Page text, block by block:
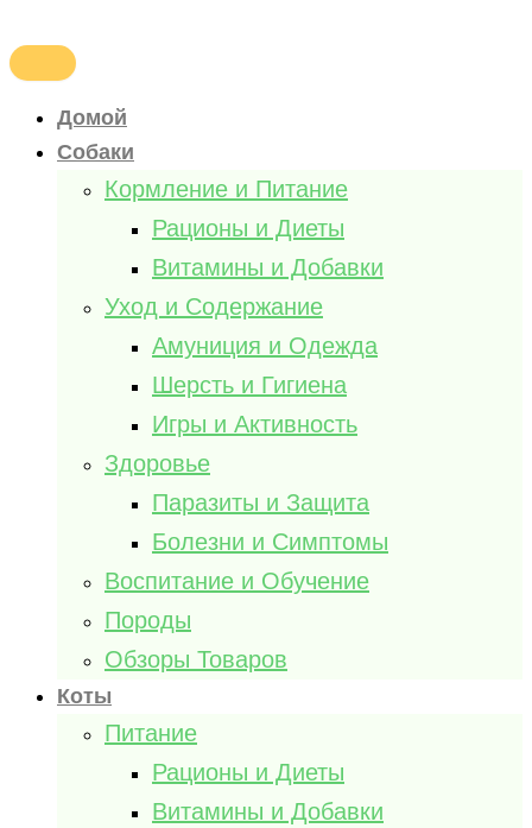
Домой
Собаки
Кормление и Питание
Рационы и Диеты
Витамины и Добавки
Уход и Содержание
Амуниция и Одежда
Шерсть и Гигиена
Игры и Активность
Здоровье
Паразиты и Защита
Болезни и Симптомы
Воспитание и Обучение
Породы
Обзоры Товаров
Коты
Питание
Рационы и Диеты
Витамины и Добавки